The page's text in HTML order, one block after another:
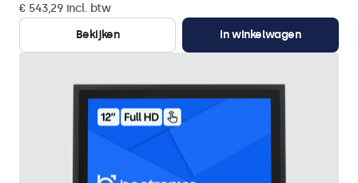
€ 543,29 incl. btw
Bekijken
In winkelwagen